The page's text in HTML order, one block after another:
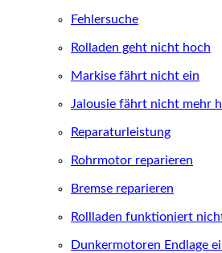
Fehlersuche
Rolladen geht nicht hoch
Markise fährt nicht ein
Jalousie fährt nicht mehr
Reparaturleistung
Rohrmotor reparieren
Bremse reparieren
Rollladen funktioniert
Dunkermotoren Endlage